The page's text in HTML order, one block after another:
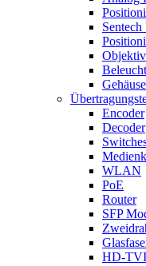
Gehäuse
Encoder
Decoder
WLAN
PoE
Router
SFP
HD-TVI